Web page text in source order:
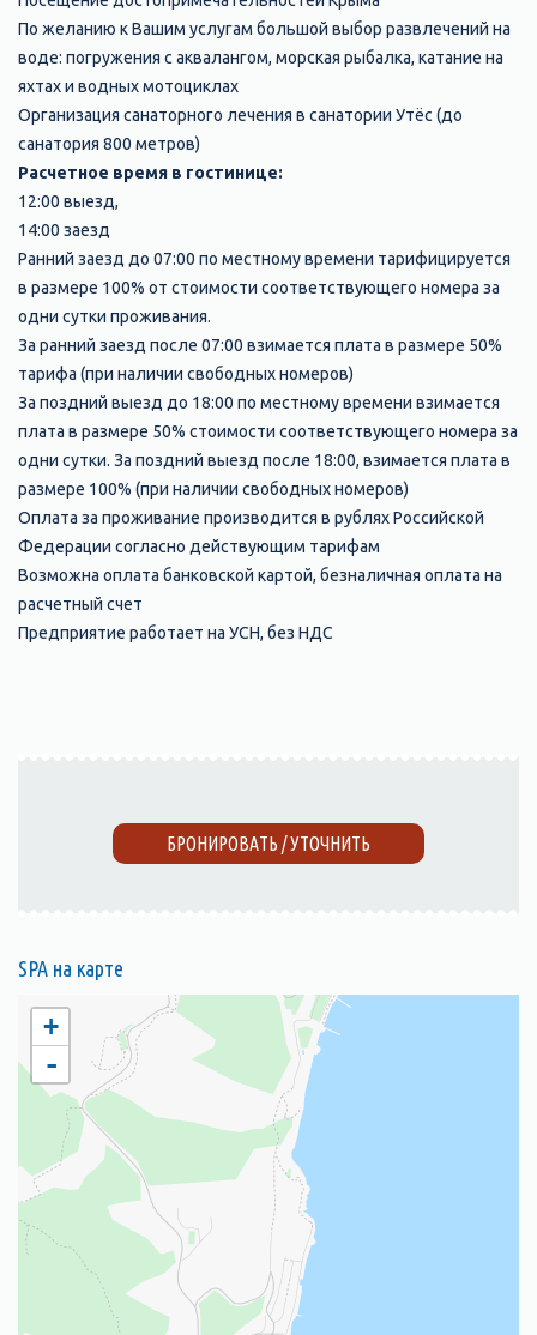
По желанию к Вашим услугам большой выбор развлечений на
воде: погружения с аквалангом, морская рыбалка, катание на
яхтах и водных мотоциклах
Организация санаторного лечения в санатории Утёс (до
санатория 800 метров)
Расчетное время в гостинице:
12:00 выезд,
14:00 заезд
Ранний заезд до 07:00 по местному времени тарифицируется
в размере 100% от стоимости соответствующего номера за
одни сутки проживания.
За ранний заезд после 07:00 взимается плата в размере 50%
тарифа (при наличии свободных номеров)
За поздний выезд до 18:00 по местному времени взимается
плата в размере 50% стоимости соответствующего номера за
одни сутки. За поздний выезд после 18:00, взимается плата в
размере 100% (при наличии свободных номеров)
Оплата за проживание производится в рублях Российской
Федерации согласно действующим тарифам
Возможна оплата банковской картой, безналичная оплата на
расчетный счет
Предприятие работает на УСН, без НДС
БРОНИРОВАТЬ / УТОЧНИТЬ
SPA на карте
+
-